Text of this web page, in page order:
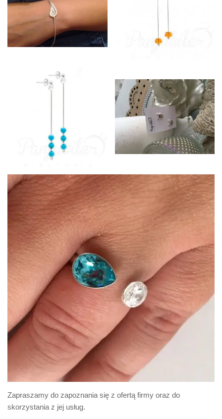
Zapraszamy do zapoznania się z ofertą firmy oraz do
skorzystania z jej usług.